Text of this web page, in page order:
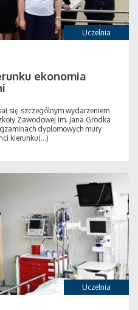
Uczelnia
ekonomia
się szczególnym wydarzeniem
Zawodowej im. Jana Grodka
dyplomowych mury
kierunku(...)
Uczelnia